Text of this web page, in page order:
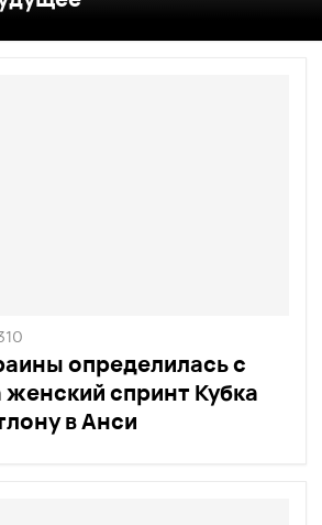
определилась с
спринт Кубка
в Анси